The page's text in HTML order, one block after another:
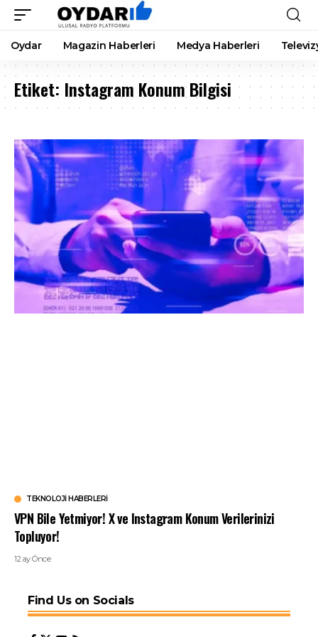
Oydar Magazin Haberleri Medya Haberleri
Etiket: Instagram Konum Bilgisi
TEKNOLOJI HABERLERI
VPN Bile Yetmiyor! X ve Instagram Konum Verilerinizi
Topluyor!
12 ay Önce
Find Us on Socials